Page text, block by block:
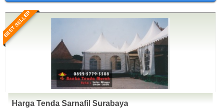
BEST SELLER
Harga Tenda Sarnafil Surabaya